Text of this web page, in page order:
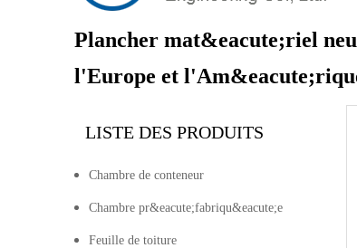
Plancher mat&eacute;riel
l'Europe et
LISTE DES PRODUITS
Chambre de conteneur
Chambre pr&eacute;fabriqu&eacute;e
Feuille de toiture